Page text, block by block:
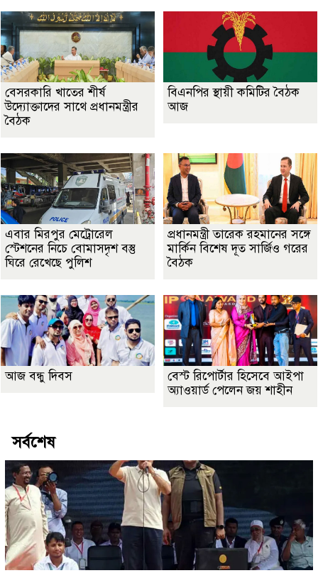
বেসরকারি খাতের শীর্ষ
উদ্যোক্তাদের সাথে প্রধানমন্ত্রীর
বৈঠক
বিএনপির স্থায়ী কমিটির বৈঠক
আজ
এবার মিরপুর মেট্রোরেল
স্টেশনের নিচে বোমাসদৃশ বস্তু
ঘিরে রেখেছে পুলিশ
প্রধানমন্ত্রী তারেক রহমানের সঙ্গে
মার্কিন বিশেষ দূত সার্জিও গরের
বৈঠক
আজ বন্ধু দিবস
বেস্ট রিপোর্টার হিসেবে আইপা
অ্যাওয়ার্ড পেলেন জয় শাহীন
সর্বশেষ